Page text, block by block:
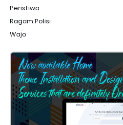
Peristiwa
Ragam Polisi
Wajo